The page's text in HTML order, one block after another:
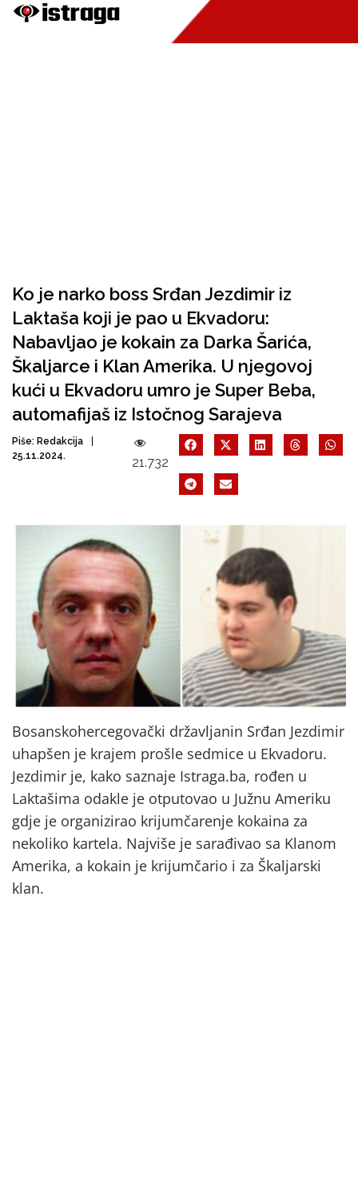
Ko je narko boss Srđan Jezdimir iz
Laktaša koji je pao u Ekvadoru:
Nabavljao je kokain za Darka Šarića,
Škaljarce i Klan Amerika. U njegovoj
kući u Ekvadoru umro je Super Beba,
automafijaš iz Istočnog Sarajeva
Piše: Redakcija
25.11.2024.
21.732
Bosanskohercegovački državljanin Srđan Jezdimir
uhapšen je krajem prošle sedmice u Ekvadoru.
Jezdimir je, kako saznaje Istraga.ba, rođen u
Laktašima odakle je otputovao u Južnu Ameriku
gdje je organizirao krijumčarenje kokaina za
nekoliko kartela. Najviše je sarađivao sa Klanom
Amerika, a kokain je krijumčario i za Škaljarski
klan.